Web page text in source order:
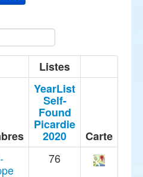
Listes
YearList
Self-
Found
Picardie
2020
Carte
76